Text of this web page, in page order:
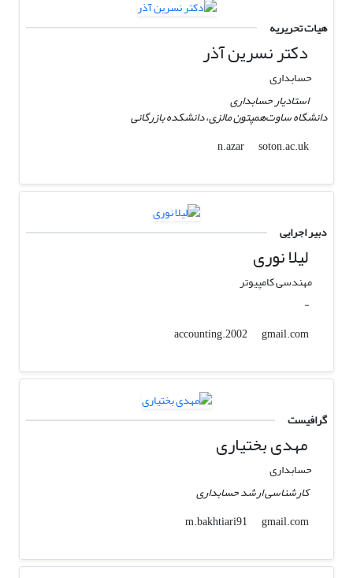
هیات تحریریه
دکتر نسرین آذر
حسابداری
استادیار حسابداری
دانشگاه ساوت‌همپتون مالزی، دانشکده بازرگانی
n.azar
soton.ac.uk
دبیر اجرایی
لیلا نوری
مهندسی کامپیوتر
-
accounting.2002
gmail.com
گرافیست
مهدی بختیاری
حسابداری
کارشناسی ارشد حسابداری
m.bakhtiari91
gmail.com